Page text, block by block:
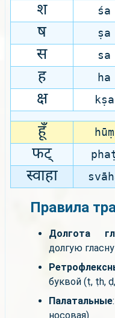
श śa
ष ṣa
स sa
ह ha
क्ष kṣa
हूँ hūṃ
फट्
स्वाहा
Правила
Долгота
долгую
буквой (ṭ, ṭh,
Палатальные
носовая)